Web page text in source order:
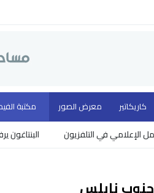
كاريكاتير معرض الصور مكتبة
في التلفزيون البنتاغون يرفع